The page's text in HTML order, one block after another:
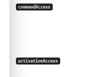
commandAccess
activationAccess